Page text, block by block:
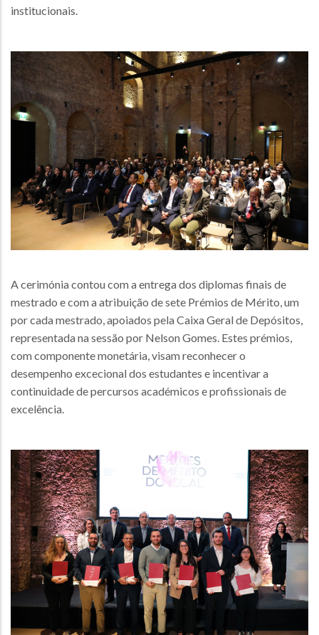
institucionais.
A cerimónia contou com a entrega dos diplomas finais de
mestrado e com a atribuição de sete Prémios de Mérito, um
por cada mestrado, apoiados pela Caixa Geral de Depósitos,
representada na sessão por Nelson Gomes. Estes prémios,
com componente monetária, visam reconhecer o
desempenho excecional dos estudantes e incentivar a
continuidade de percursos académicos e profissionais de
excelência.